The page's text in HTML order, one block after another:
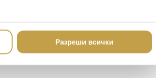
Разреши всички
is characterized by its delicate
base of the Baccarat Clear crystal
fully engages both the visual and tactile